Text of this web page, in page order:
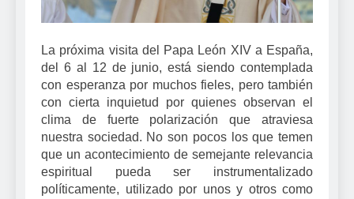
La próxima visita del Papa León XIV a España,
del 6 al 12 de junio, está siendo contemplada
con esperanza por muchos fieles, pero también
con cierta inquietud por quienes observan el
clima de fuerte polarización que atraviesa
nuestra sociedad. No son pocos los que temen
que un acontecimiento de semejante relevancia
espiritual pueda ser instrumentalizado
políticamente, utilizado por unos y otros como